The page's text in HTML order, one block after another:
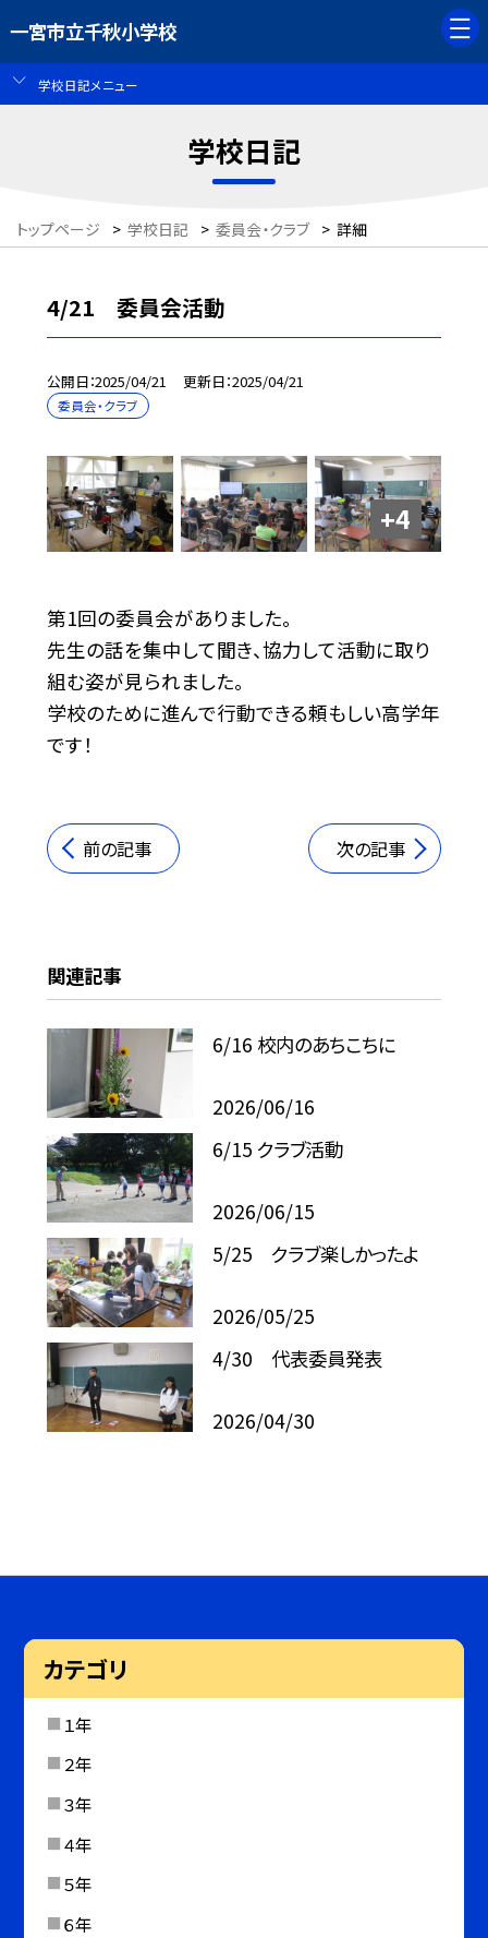
一宮市立千秋小学校
学校日記メニュー
学校日記
トップページ > 学校日記 > 委員会・クラブ > 詳細
4/21 委員会活動
公開日 2025/04/21 更新日 2025/04/21
委員会・クラブ
+4
第1回の委員会がありました。
先生の話を集中して聞き、協力して活動に取り
組む姿が見られました。
学校のために進んで行動できる頼もしい高学年
です！
前の記事 次の記事
関連記事
6/16 校内のあちこちに
2026/06/16
6/15 クラブ活動
2026/06/15
5/25 クラブ楽しかったよ
2026/05/25
4/30 代表委員発表
2026/04/30
カテゴリ
１年
２年
３年
４年
５年
６年